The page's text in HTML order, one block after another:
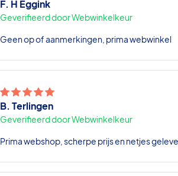
F. H Eggink
Geverifieerd door Webwinkelkeur
Geen op of aanmerkingen, prima webwinkel
B. Terlingen
Geverifieerd door Webwinkelkeur
Prima webshop, scherpe prijs en netjes